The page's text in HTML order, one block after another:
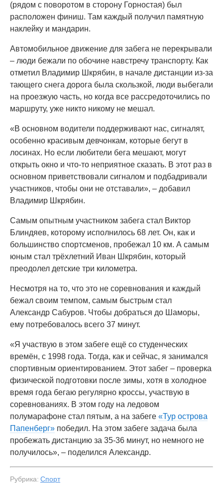
(рядом с поворотом в сторону Горностая) был
расположен финиш. Там каждый получил памятную
наклейку и мандарин.
Автомобильное движение для забега не перекрывали
– люди бежали по обочине навстречу транспорту. Как
отметил Владимир Шкрябин, в начале дистанции из-за
тающего снега дорога была скользкой, люди выбегали
на проезжую часть, но когда все рассредоточились по
маршруту, уже никто никому не мешал.
«В основном водители поддерживают нас, сигналят,
особенно красивым девчонкам, которые бегут в
лосинах. Но если любители бега мешают, могут
открыть окно и что-то неприятное сказать. В этот раз в
основном приветствовали сигналом и подбадривали
участников, чтобы они не отставали», – добавил
Владимир Шкрябин.
Самым опытным участником забега стал Виктор
Блиндяев, которому исполнилось 68 лет. Он, как и
большинство спортсменов, пробежал 10 км. А самым
юным стал трёхлетний Иван Шкрябин, который
преодолел детские три километра.
Несмотря на то, что это не соревнования и каждый
бежал своим темпом, самым быстрым стал
Александр Сабуров. Чтобы добраться до Шаморы,
ему потребовалось всего 37 минут.
«Я участвую в этом забеге ещё со студенческих
времён, с 1998 года. Тогда, как и сейчас, я занимался
спортивным ориентированием. Этот забег – проверка
физической подготовки после зимы, хотя в холодное
время года бегаю регулярно кроссы, участвую в
соревнованиях. В этом году на ледовом
полумарафоне стал пятым, а на забеге «Тур острова
Папенберг» победил. На этом забеге задача была
пробежать дистанцию за 35-36 минут, но немного не
получилось», – поделился Александр.
Рубрика: Спорт